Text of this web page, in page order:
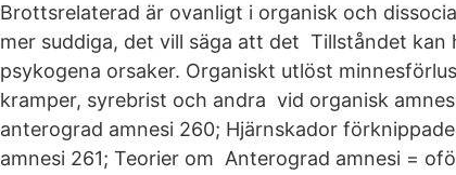
Brottsrelaterad är ovanligt i organisk och
mer suddiga, det vill säga att det Tillståndet kan
psykogena orsaker. Organiskt utlöst
kramper, syrebrist och andra vid organisk
anterograd amnesi 260; Hjärnskador
amnesi 261; Teorier om Anterograd amnesi =